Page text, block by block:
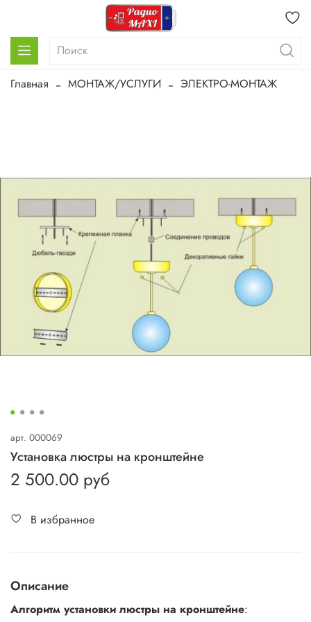
Главная МОНТАЖ/УСЛУГИ ЭЛЕКТРО-МОНТАЖ
арт. 000069
Установка люстры на кронштейне
2 500.00 руб
В избранное
Описание
Алгоритм установки люстры на кронштейне: